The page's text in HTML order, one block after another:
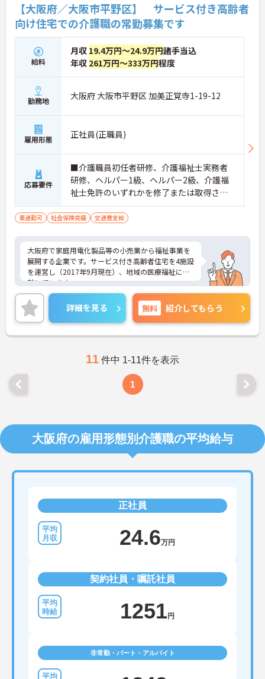
【大阪府／大阪市平野区】 サービス付き高齢者
向け住宅での介護職の常勤募集です
給料
月収 19.4万円～24.9万円諸手当込
年収 261万円～333万円程度
勤務地 大阪府 大阪市平野区 加美正覚寺1-19-12
雇用形態 正社員(正職員)
応募要件
■介護職員初任者研修、介護福祉士実務者
研修、ヘルパー1級、ヘルパー2級、介護福
祉士免許のいずれかを修了または取得され
た方
車通勤可 社会保険完備 交通費支給
大阪府で家庭用電化製品等の小売業から福祉事業を
展開する企業です。サービス付き高齢者住宅を4施設
を運営し（2017年9月現在）、地域の医療福祉に貢
献しています。
シフトの融通が利きますので、勤務日や勤務時間な
どの相談が可能です。
趣味や学業、家庭との両立はもちろん、ダブルワー
クや扶養範囲内での勤務もご相談ください。
ご興味をお持ちの方は是非お問い合わせくださいま
詳細を見る 無料 紹介してもらう
11 件中 1-11件を表示
1
大阪府の雇用形態別介護職の平均給与
正社員
24.6万円
契約社員・嘱託社員
1251 円
非常勤・パート・アルバイト